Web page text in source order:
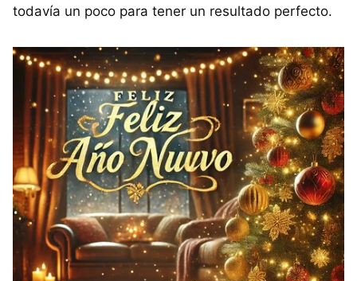
todavía un poco para tener un resultado perfecto.